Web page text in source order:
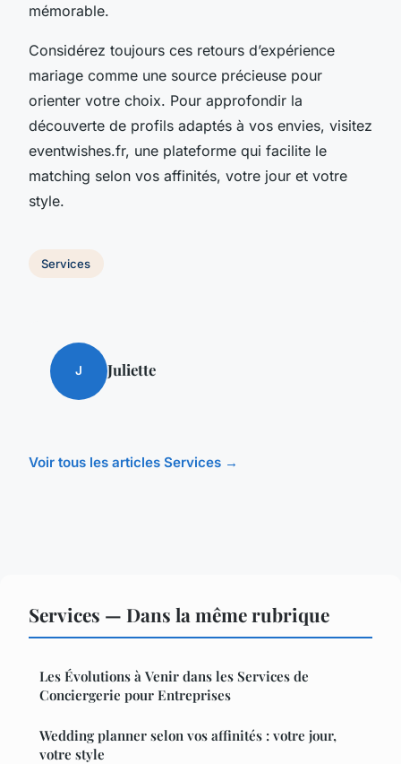
mémorable.
Considérez toujours ces retours d’expérience
mariage comme une source précieuse pour
orienter votre choix. Pour approfondir la
découverte de profils adaptés à vos envies, visitez
eventwishes.fr, une plateforme qui facilite le
matching selon vos affinités, votre jour et votre
style.
Services
J Juliette
Voir tous les articles Services →
Services — Dans la même rubrique
Les Évolutions à Venir dans les Services de
Conciergerie pour Entreprises
Wedding planner selon vos affinités : votre jour,
votre style